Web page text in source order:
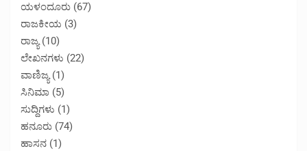
ಯಳಂದೂರು (67)
ರಾಜಕೀಯ (3)
ರಾಜ್ಯ(10)
ಲೇಖನಗಳು (22)
ವಾಣಿಜ್ಯ(1)
ಸಿನಿಮಾ (5)
ಸುದ್ದಿಗಳು (1)
ಹನೂರು (74)
ಹಾಸನ (1)